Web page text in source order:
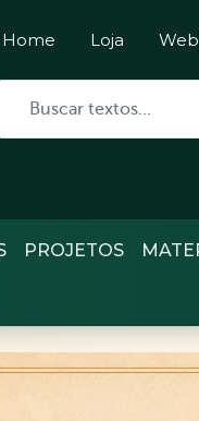
Home Loja
PROJETOS